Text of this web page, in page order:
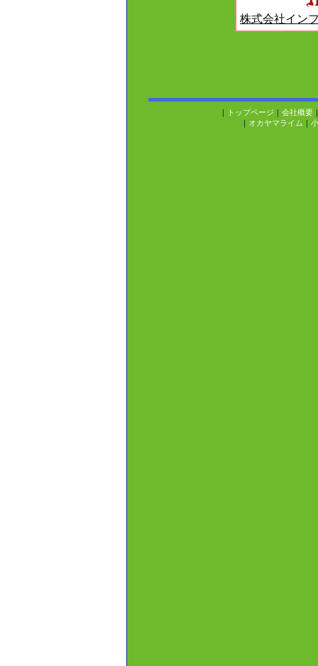
株式会社イン
｜ トップページ ｜ 会社概要
｜ オカヤマライム ｜